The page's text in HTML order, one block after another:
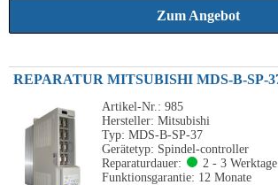
Zum Angebot
Artikel-Nr.: 985
Hersteller: Mitsubishi
Typ: MDS-B-SP-37
Gerätetyp: Spindel-controller
Reparaturdauer:
2 - 3 Werktage
Funktionsgarantie: 12 Monate